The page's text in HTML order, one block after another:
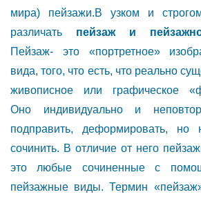
мира) пейзажи.В узком и
различать пейзаж и
Пейзаж- это «портретное»
вида, того, что есть, что реально
живописное или графическое
Оно индивидуально и
подправить, деформировать, но
сочинить. В отличие от него
это любые сочиненные с
пейзажные виды. Термин